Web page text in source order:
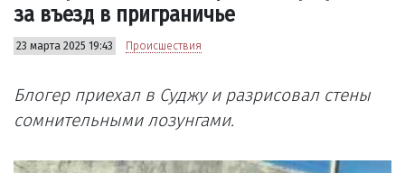
за въезд в приграничье
23 марта 2025 19:43 Происшествия
Блогер приехал в Суджу и разрисовал стены
сомнительными лозунгами.